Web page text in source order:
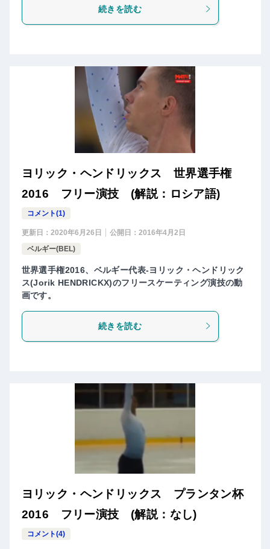
続きを読む
ヨリック・ヘンドリックス 世界選手権
2016 フリー演技 (解説：ロシア語)
コメント(1)
更新日： 2020年6月26日 公開日： 2016年4月2日
ベルギー(BEL)
世界選手権2016、ベルギー代表-ヨリック・ヘンドリック
ス(Jorik HENDRICKX)のフリースケーティング演技の動
画です。
続きを読む
ヨリック・ヘンドリックス プランタン杯
2016 フリー演技 (解説：なし)
コメント(4)